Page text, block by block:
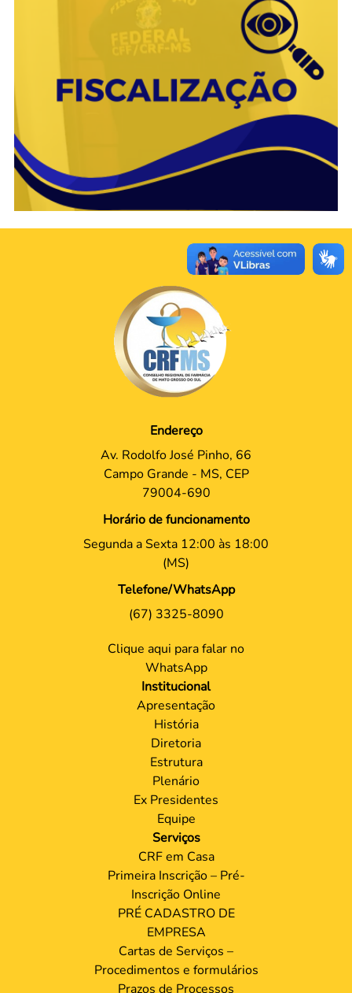
Endereço
Av. Rodolfo José Pinho, 66
Campo Grande - MS, CEP
79004-690
Horário de funcionamento
Segunda a Sexta 12:00 às 18:00
(MS)
Telefone/WhatsApp
(67) 3325-8090
Clique aqui para falar no
WhatsApp
Institucional
Apresentação
História
Diretoria
Estrutura
Plenário
Ex Presidentes
Equipe
Serviços
CRF em Casa
Primeira Inscrição – Pré-
Inscrição Online
PRÉ CADASTRO DE
EMPRESA
Cartas de Serviços –
Procedimentos e formulários
Prazos de Processos